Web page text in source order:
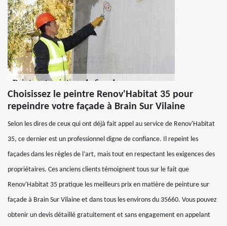
Choisissez le peintre Renov'Habitat 35 pour
repeindre votre façade à Brain Sur Vilaine
Selon les dires de ceux qui ont déjà fait appel au service de Renov'Habitat
35, ce dernier est un professionnel digne de confiance. Il repeint les
façades dans les règles de l’art, mais tout en respectant les exigences des
propriétaires. Ces anciens clients témoignent tous sur le fait que
Renov'Habitat 35 pratique les meilleurs prix en matière de peinture sur
façade à Brain Sur Vilaine et dans tous les environs du 35660. Vous pouvez
obtenir un devis détaillé gratuitement et sans engagement en appelant